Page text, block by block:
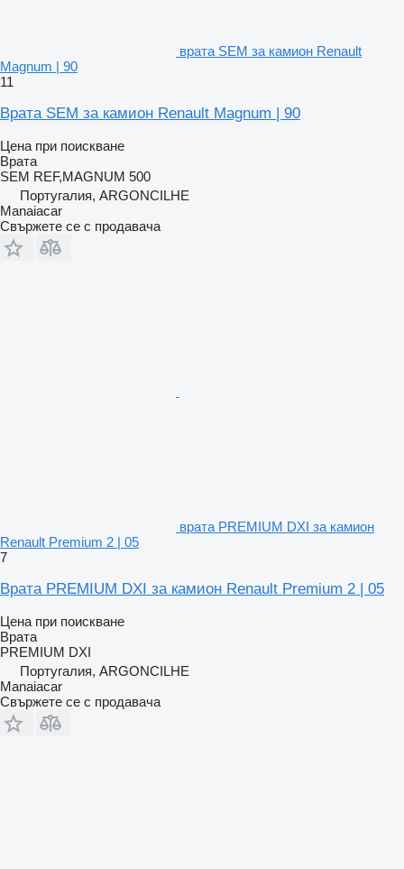
врата SEM за камион Renault
Magnum | 90
11
Врата SEM за камион Renault Magnum | 90
Цена при поискване
Врата
SEM REF,MAGNUM 500
Португалия, ARGONCILHE
Manaiacar
Свържете се с продавача
врата PREMIUM DXI за камион
Renault Premium 2 | 05
7
Врата PREMIUM DXI за камион Renault Premium 2 | 05
Цена при поискване
Врата
PREMIUM DXI
Португалия, ARGONCILHE
Manaiacar
Свържете се с продавача